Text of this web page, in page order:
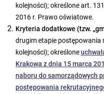
kolejności); określone art.
2016 r. Prawo oświatowe.
Kryteria dodatkowe (tzw.
drugim etapie postępowania
kolejności); określone
Krakowa z dnia 15 marca
naboru do samorządowych
postępowania